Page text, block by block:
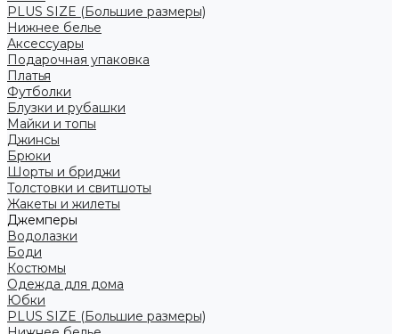
PLUS SIZE (Большие размеры)
Нижнее белье
Аксессуары
Подарочная упаковка
Платья
Футболки
Блузки и рубашки
Майки и топы
Джинсы
Брюки
Шорты и бриджи
Толстовки и свитшоты
Жакеты и жилеты
Джемперы
Водолазки
Боди
Костюмы
Одежда для дома
Юбки
PLUS SIZE (Большие размеры)